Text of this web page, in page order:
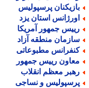
پرسپولیس
استان یزد
جمهور آمریکا
منطقه آزاد
مطبوعاتی
رییس جمهور
معظم انقلاب
و نساجی